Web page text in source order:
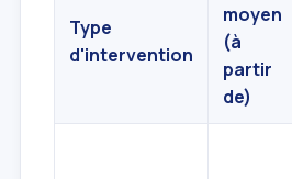
Type
d'intervention
moyen
(à
partir
de)